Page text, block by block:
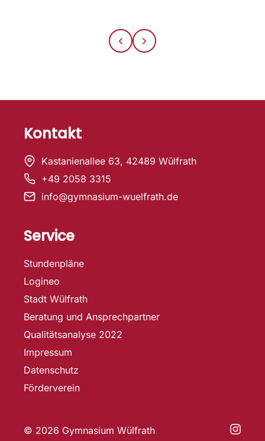
Kontakt
Kastanienallee 63, 42489 Wülfrath
+49 2058 3315
info@gymnasium-wuelfrath.de
Service
Stundenpläne
Logineo
Stadt Wülfrath
Beratung und Ansprechpartner
Qualitätsanalyse 2022
Impressum
Datenschutz
Förderverein
© 2026 Gymnasium Wülfrath